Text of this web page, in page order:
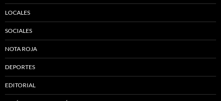
LOCALES
SOCIALES
NOTA ROJA
DEPORTES
EDITORIAL